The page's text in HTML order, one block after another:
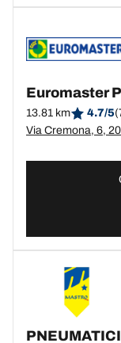
Euromaster
13.81 km 4.7/5
Via Cremona, 6,